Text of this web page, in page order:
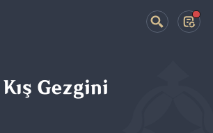
Kış Gezgini